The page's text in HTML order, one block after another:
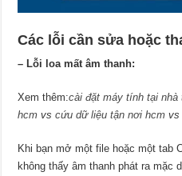
Các lỗi cần sửa hoặc
– Lỗi loa mất âm thanh:
Xem thêm:cài đặt máy tính tại nhà
hcm vscứu dữ liệu tận nơi hcm vs
Khi bạn mở một file hoặc một tab
không thấy âm thanh phát ra mặc